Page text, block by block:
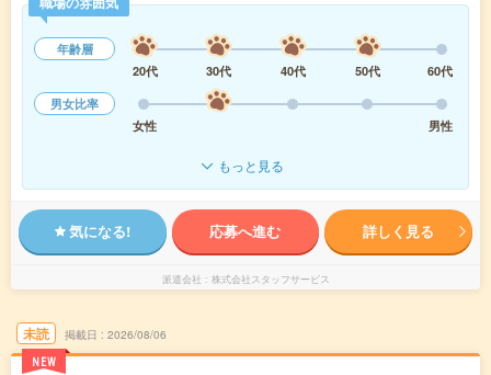
年齢層
20代
30代 40代 50代
60代
男女比率
女性
男性
もっと見る
気になる! 応募へ進む 詳しく見る
派遣会社 株式会社スタッフサービス
未読
NEW
掲載日 2026/08/06